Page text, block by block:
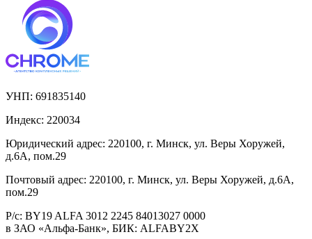
УНП: 691835140
Индекс: 220034
Юридический адрес: 220100, г. Минск, ул. Веры Хоружей,
д.6А, пом.29
Почтовый адрес: 220100, г. Минск, ул. Веры Хоружей, д.6А,
пом.29
Р/с: BY19 ALFA 3012 2245 84013027 0000
в ЗАО «Альфа-Банк», БИК: ALFABY2X